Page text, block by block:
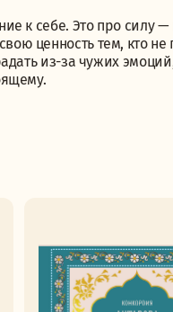
к себе. Это про силу
ценность тем, кто не
из-за чужих